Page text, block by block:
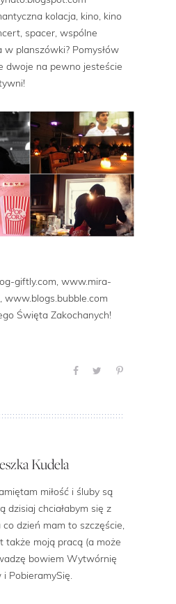
kolacja, kino, kino
spacer, wspólne
planszówki? Pomysłów
dwoje na pewno jesteście
giftly.com, www.mira-
www.blogs.bubble.com
Święta Zakochanych!
Kudela
miłość i śluby są
dzisiaj chciałabym się z
dzień mam to szczęście,
także moją pracą (a może
bowiem Wytwórnię
i PobieramySię.